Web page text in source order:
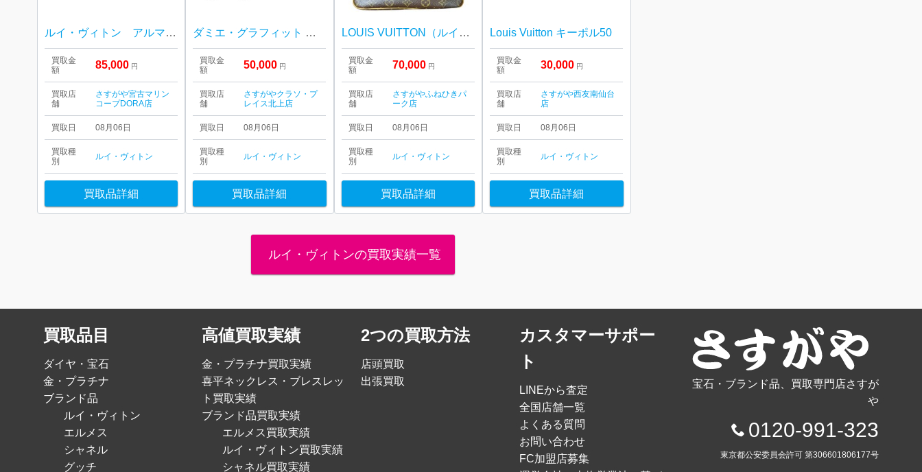
ルイ・ヴィトン アルマンド メッセンジャー M42684
買取金
額
85,000 円
買取店
舗
さすがや宮古マリン
コープDORA店
買取日 08月06日
買取種
別
ルイ・ヴィトン
買取品詳細
ダミエ・グラフィット ポルト ドキュマン・ヴォワヤージュ 2WAYブリーフケースをお買取りいたしました！
買取金
額
50,000 円
買取店
舗
さすがやクラソ・プ
レイス北上店
買取日 08月06日
買取種
別
ルイ・ヴィトン
買取品詳細
LOUIS VUITTON（ルイ・ヴィトン） シテMM モノグラム M51182
買取金
額
70,000 円
買取店
舗
さすがやふねひきパ
ーク店
買取日 08月06日
買取種
別
ルイ・ヴィトン
買取品詳細
Louis Vuitton キーポル50
買取金
額
30,000 円
買取店
舗
さすがや西友南仙台
店
買取日 08月06日
買取種
別
ルイ・ヴィトン
買取品詳細
ルイ・ヴィトンの買取実績一覧
買取品目
ダイヤ・宝石
金・プラチナ
ブランド品
ルイ・ヴィトン
エルメス
シャネル
グッチ
高値買取実績
金・プラチナ買取実績
喜平ネックレス・ブレスレッ
ト買取実績
ブランド品買取実績
エルメス買取実績
ルイ・ヴィトン買取実績
シャネル買取実績
2つの買取方法
店頭買取
出張買取
カスタマーサポー
ト
LINEから査定
全国店舗一覧
よくある質問
お問い合わせ
FC加盟店募集
宝石・ブランド品、買取専門店さすが
や
0120-991-323
東京都公安委員会許可 第306601806177号